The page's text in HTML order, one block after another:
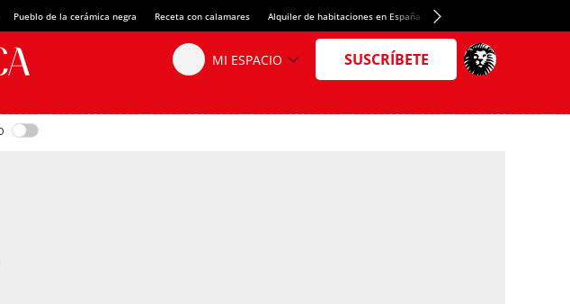
Pueblo de la cerámica negra Receta con calamares Alquiler de habitaciones en España Crédito del Spotify Camp Nou